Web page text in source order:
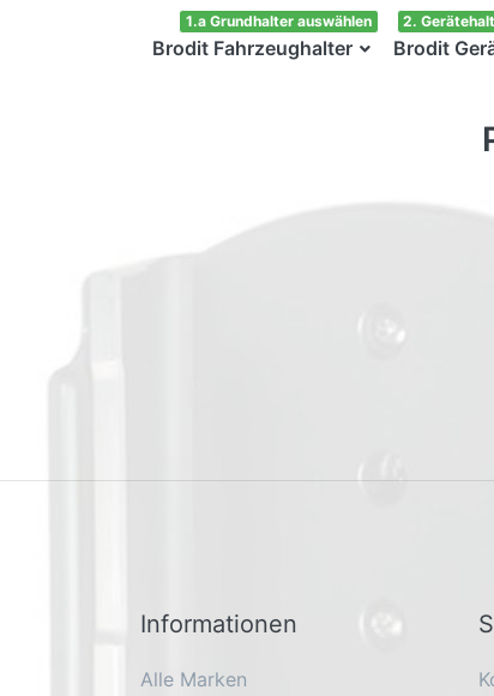
Brodit Fahrzeughalter
1.a Grundhalter auswählen
Brodit
2.
Informationen
Alle Marken